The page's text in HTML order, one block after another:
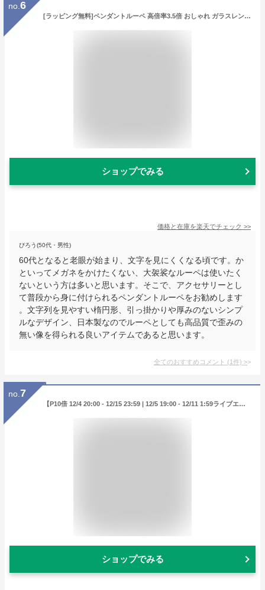
no. 6
[ラッピング無料]ペンダントルーペ 高倍率3.5倍 おしゃれ ガラスレンズ ネックレス 拡大鏡 虫眼鏡 虫めがね 天眼鏡 新聞 読書 辞書 老眼鏡いらずの虫メガネ 母の日 敬老の日 贈り物 プレゼント ギフト 日本製
ショップでみる
価格と在庫を楽天でチェック >>
ぴろう(50代・男性)
60代となると老眼が始まり、文字を見にくくなる頃です。か
といってメガネをかけたくない、大袈裟なルーペは使いたく
ないという方は多いと思います。そこで、アクセサリーとし
て普段から身に付けられるペンダントルーペをお勧めします
。文字列を見やすい楕円形、引っ掛かりや厚みのないシンプ
ルなデザイン、日本製なのでルーペとしても高品質で歪みの
無い像を得られる良いアイテムであると思います。
全てのおすすめコメント (1件) >
no. 7
【P10倍 12/4 20:00 - 12/15 23:59 | 12/5 19:00 - 12/11 1:59ライブエントリーでポイント+4倍】 【2025 ホリデーコレクション】 エスティ ローダー ホリデー ナイト スキンケア トライアル セット ESTEE LAUDER | クリスマスコフレ ホリデーコフレ コフレ クリスマス
ショップでみる